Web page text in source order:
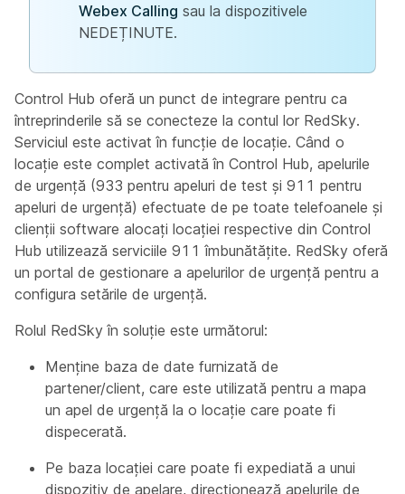
Webex Calling sau la dispozitivele
NEDEȚINUTE.
Control Hub oferă un punct de integrare pentru ca
întreprinderile să se conecteze la contul lor RedSky.
Serviciul este activat în funcție de locație. Când o
locație este complet activată în Control Hub, apelurile
de urgență (933 pentru apeluri de test și 911 pentru
apeluri de urgență) efectuate de pe toate telefoanele și
clienții software alocați locației respective din Control
Hub utilizează serviciile 911 îmbunătățite. RedSky oferă
un portal de gestionare a apelurilor de urgență pentru a
configura setările de urgență.
Rolul RedSky în soluție este următorul:
Menține baza de date furnizată de
partener/client, care este utilizată pentru a mapa
un apel de urgență la o locație care poate fi
dispecerată.
Pe baza locației care poate fi expediată a unui
dispozitiv de apelare, direcționează apelurile de